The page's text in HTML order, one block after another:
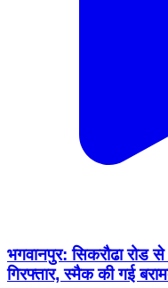
भगवानपुर: सिकरौढा
गिरफ्तार, स्मैक की गई